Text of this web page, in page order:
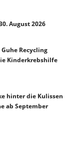
August 2026
Recycling
Kinderkrebshilfe
hinter die Kulissen
ab September